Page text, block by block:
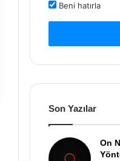
Beni hatırla
Son Yazılar
On